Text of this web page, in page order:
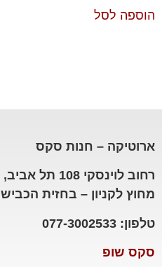
הוספה לסל
ארוטיקה – חנות סקס
רחוב לוינסקי 108 תל אביב,
מחוץ לקניון – בחזית הכביש
טלפון: 077-3002533
סקס שופ